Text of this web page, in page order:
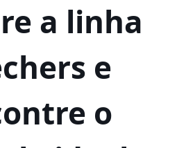
a linha
e
o